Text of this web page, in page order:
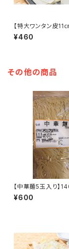
【特大ワンタン皮11
ｇ、約56枚入
¥460
その他の商品
【中華麺5玉入り
中華麺 【高級スーパ
ランにも使用中華麺
¥600